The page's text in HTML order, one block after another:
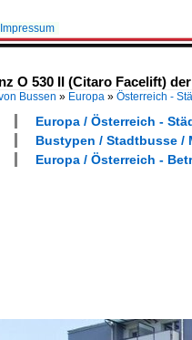
Impressum
O 530 II (Citaro Facelift)
Bussen » Europa » Österreich -
Europa / Österreich -
Bustypen / Stadtbusse /
Europa / Österreich -